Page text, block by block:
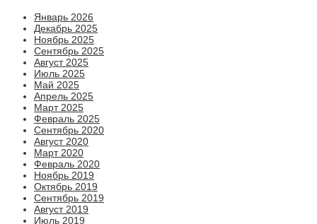
Январь 2026
Декабрь 2025
Ноябрь 2025
Сентябрь 2025
Август 2025
Июль 2025
Май 2025
Апрель 2025
Март 2025
Февраль 2025
Сентябрь 2020
Август 2020
Март 2020
Февраль 2020
Ноябрь 2019
Октябрь 2019
Сентябрь 2019
Август 2019
Июль 2019